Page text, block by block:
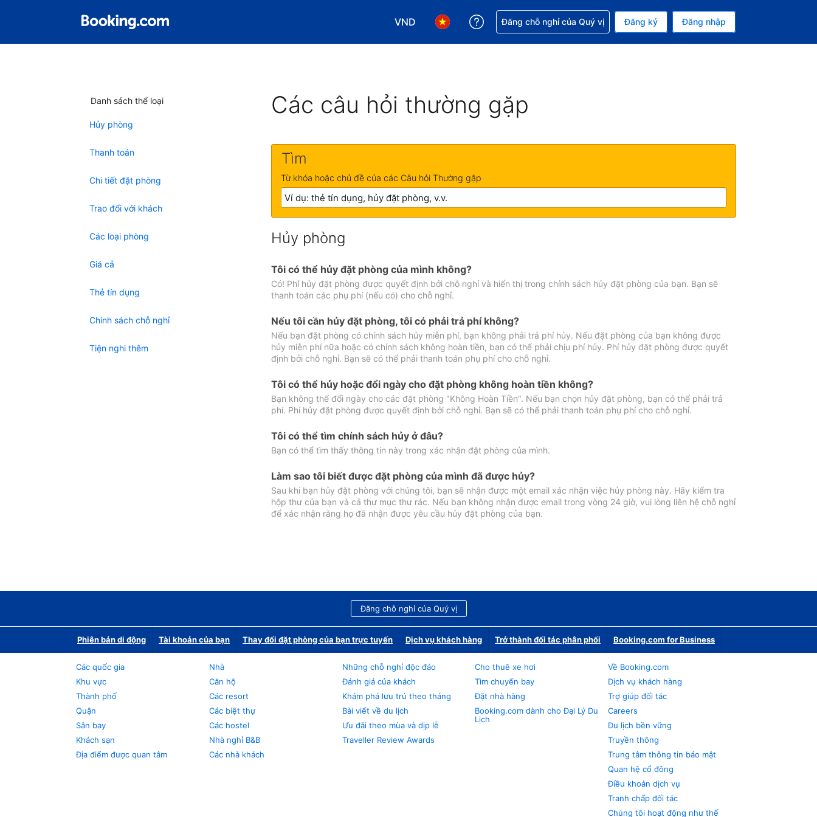
VND
Chọn loại tiền tệ của bạn. Loại tiền tệ hiện tại của bạn là Đồng
Chọn ngôn ngữ của bạn. Ngôn ngữ hiện tại của bạn là Tiếng Việt
Nhận trợ giúp với đặt chỗ
Đăng chỗ nghỉ của Quý vị Đăng ký Đăng nhập
Danh sách thể loại
Hủy phòng
Thanh toán
Chi tiết đặt phòng
Trao đổi với khách
Các loại phòng
Giá cả
Thẻ tín dụng
Chính sách chỗ nghỉ
Tiện nghi thêm
Các câu hỏi thường gặp
Tìm
Từ khóa hoặc chủ đề của các Câu hỏi Thường gặp
Hủy phòng
Tôi có thể hủy đặt phòng của mình không?
Có! Phí hủy đặt phòng được quyết định bởi chỗ nghỉ và hiển thị trong chính sách hủy đặt phòng của bạn. Bạn sẽ
thanh toán các phụ phí (nếu có) cho chỗ nghỉ.
Nếu tôi cần hủy đặt phòng, tôi có phải trả phí không?
Nếu bạn đặt phòng có chính sách hủy miễn phí, bạn không phải trả phí hủy. Nếu đặt phòng của bạn không được
hủy miễn phí nữa hoặc có chính sách không hoàn tiền, bạn có thể phải chịu phí hủy. Phí hủy đặt phòng được quyết
định bởi chỗ nghỉ. Bạn sẽ có thể phải thanh toán phụ phí cho chỗ nghỉ.
Tôi có thể hủy hoặc đổi ngày cho đặt phòng không hoàn tiền không?
Bạn không thể đổi ngày cho các đặt phòng "Không Hoàn Tiền". Nếu bạn chọn hủy đặt phòng, bạn có thể phải trả
phí. Phí hủy đặt phòng được quyết định bởi chỗ nghỉ. Bạn sẽ có thể phải thanh toán phụ phí cho chỗ nghỉ.
Tôi có thể tìm chính sách hủy ở đâu?
Bạn có thể tìm thấy thông tin này trong xác nhận đặt phòng của mình.
Làm sao tôi biết được đặt phòng của mình đã được hủy?
Sau khi bạn hủy đặt phòng với chúng tôi, bạn sẽ nhận được một email xác nhận việc hủy phòng này. Hãy kiểm tra
hộp thư của bạn và cả thư mục thư rác. Nếu bạn không nhận được email trong vòng 24 giờ, vui lòng liên hệ chỗ nghỉ
để xác nhận rằng họ đã nhận được yêu cầu hủy đặt phòng của bạn.
Đăng chỗ nghỉ của Quý vị
Phiên bản di động Tài khoản của bạn Thay đổi đặt phòng của bạn trực tuyến Dịch vụ khách hàng Trở thành đối tác phân phối Booking.com for Business
Các quốc gia
Khu vực
Thành phố
Quận
Sân bay
Khách sạn
Địa điểm được quan tâm
Nhà
Căn hộ
Các resort
Các biệt thự
Các hostel
Nhà nghỉ B&B
Các nhà khách
Những chỗ nghỉ độc đáo
Đánh giá của khách
Khám phá lưu trú theo tháng
Bài viết về du lịch
Ưu đãi theo mùa và dịp lễ
Traveller Review Awards
Cho thuê xe hơi
Tìm chuyến bay
Đặt nhà hàng
Booking.com dành cho Đại Lý Du
Lịch
Về Booking.com
Dịch vụ khách hàng
Trợ giúp đối tác
Careers
Du lịch bền vững
Truyền thông
Trung tâm thông tin bảo mật
Quan hệ cổ đông
Điều khoản dịch vụ
Tranh chấp đối tác
Chúng tôi hoạt động như thế